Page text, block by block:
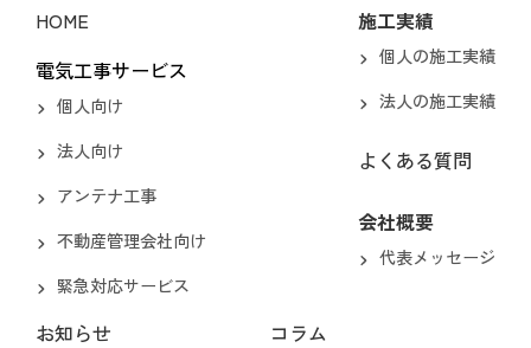
HOME
電気工事サービス
個人向け
法人向け
アンテナ工事
不動産管理会社向け
緊急対応サービス
施工実績
個人の施工実績
法人の施工実績
よくある質問
会社概要
代表メッセージ
お知らせ
コラム